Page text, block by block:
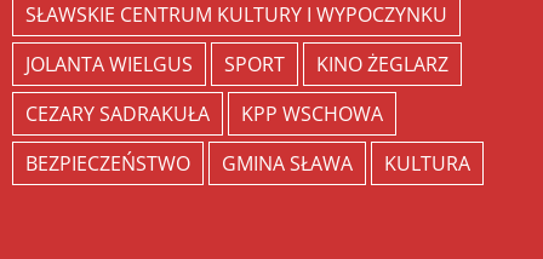
SŁAWSKIE CENTRUM KULTURY I WYPOCZYNKU
JOLANTA WIELGUS
SPORT
KINO ŻEGLARZ
CEZARY SADRAKUŁA
KPP WSCHOWA
BEZPIECZEŃSTWO
GMINA SŁAWA KULTURA